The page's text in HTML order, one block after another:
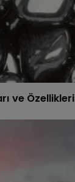
ve Özellikleri